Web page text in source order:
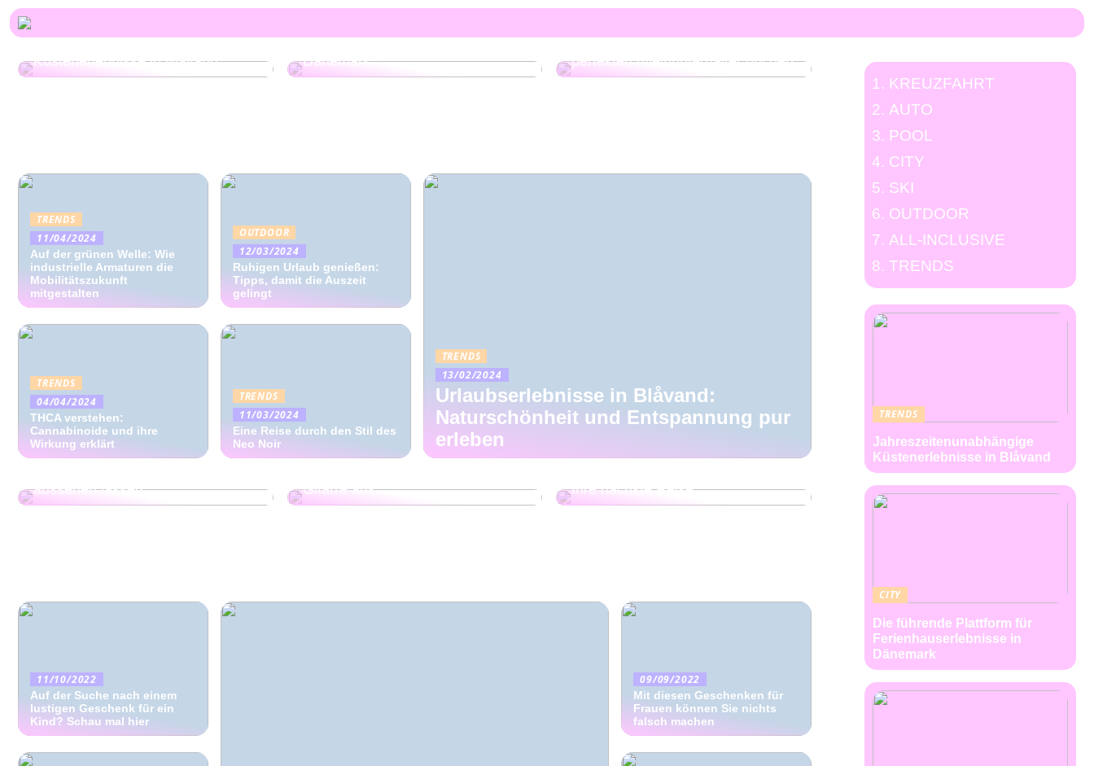
Küstenerlebnisse in Blåvand
Dänemark
perfekten Alleinunterhalter buchen
TRENDS
11/04/2024
Auf der grünen Welle: Wie
industrielle Armaturen die
Mobilitätszukunft
mitgestalten
TRENDS
04/04/2024
THCA verstehen:
Cannabinoide und ihre
Wirkung erklärt
OUTDOOR
12/03/2024
Ruhigen Urlaub genießen:
Tipps, damit die Auszeit
gelingt
TRENDS
11/03/2024
Eine Reise durch den Stil des
Neo Noir
TRENDS
13/02/2024
Urlaubserlebnisse in Blåvand:
Naturschönheit und Entspannung pur
erleben
Die neuesten Modetrends von
aussehen lassen
Gitarre aus
Ihre nächste Reise
11/10/2022
Auf der Suche nach einem
lustigen Geschenk für ein
Kind? Schau mal hier
09/09/2022
Mit diesen Geschenken für
Frauen können Sie nichts
falsch machen
KREUZFAHRT
AUTO
POOL
CITY
SKI
OUTDOOR
ALL-INCLUSIVE
TRENDS
TRENDS
Jahreszeitenunabhängige
Küstenerlebnisse in Blåvand
CITY
Die führende Plattform für
Ferienhauserlebnisse in
Dänemark